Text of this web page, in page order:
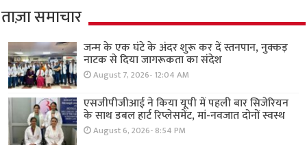
ताज़ा समाचार
जन्म के एक घंटे के अंदर शुरू कर दें स्तनपान, नुक्कड़
नाटक से दिया जागरूकता का संदेश
August 7, 2026- 12:04 AM
एसजीपीजीआई ने किया यूपी में पहली बार सिजेरियन
के साथ डबल हार्ट रिप्लेसमेंट, मां-नवजात दोनों स्वस्थ
August 6, 2026- 8:54 PM